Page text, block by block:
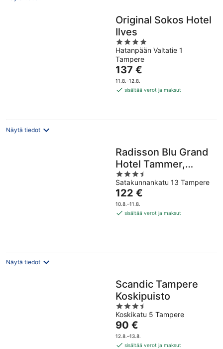
Original Sokos Hotel
Ilves
4
out
of
5
Hatanpään Valtatie 1
Tampere
Hinta
on
137 €
137 €
11.8.–12.8.
sisältää verot ja maksut
Näytä tiedot
Radisson Blu Grand
Hotel Tammer,
Tampere
3.5
out
of
5
Satakunnankatu 13 Tampere
Hinta
on
122 €
122 €
10.8.–11.8.
sisältää verot ja maksut
Näytä tiedot
Scandic Tampere
Koskipuisto
3.5
out
of
5
Koskikatu 5 Tampere
Hinta
on
90 €
90 €
12.8.–13.8.
sisältää verot ja maksut